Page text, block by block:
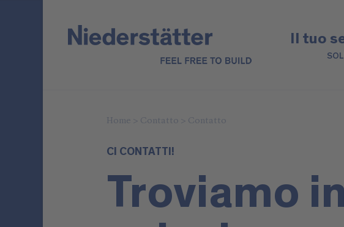
Il tuo
CI CONTATTI!
Troviamo
Home > Contatto > Contatto